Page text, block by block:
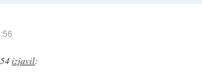
izjavil: